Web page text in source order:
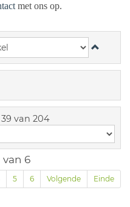
met ons op.
van 204
van 6
5 6 Volgende Einde